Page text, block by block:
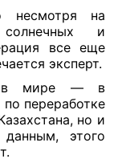
на
солнечных и
все еще
эксперт.
в мире — в
переработке
но и
этого